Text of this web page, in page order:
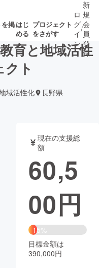
掲はじ
める
プロジェクト
をさがす
集終了が近いプ
ジェクト
されます
音楽
ゲーム・
書籍・雑誌
チャレンジ
ロ
グ
イ
ン
/
新
規
会
員
登
録
育と地域活性
ト
域活性化 長野県
現在の支援総
額
60,5
00円
15%
目標金額は
390,000円